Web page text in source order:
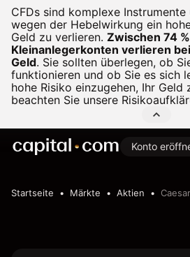
CFDs sind komplexe
wegen der Hebelwirkung ein
Geld zu verlieren. Zwischen 74
Kleinanlegerkonten verlieren
Geld. Sie sollten überlegen, ob
funktionieren und ob Sie es sich
hohe Risiko einzugehen, Ihr Geld
beachten Sie unsere
Konto
Startseite Märkte Aktien